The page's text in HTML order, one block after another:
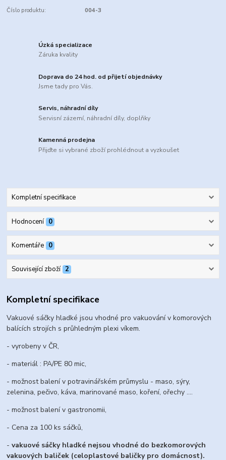
Číslo produktu: 004-3
Úzká specializace
Záruka kvality
Doprava do 24 hod. od přijetí objednávky
Jsme tady pro Vás.
Servis, náhradní díly
Servisní zázemí, náhradní díly, doplňky
Kamenná prodejna
Přijďte si vybrané zboží prohlédnout a vyzkoušet
Kompletní specifikace
Hodnocení 0
Komentáře 0
Související zboží 2
Kompletní specifikace
Vakuové sáčky hladké jsou vhodné pro vakuování v komorových
balících strojích s průhledným plexi víkem.
- vyrobeny v ČR,
- materiál : PA/PE 80 mic,
- možnost balení v potravinářském průmyslu - maso, sýry,
zelenina, pečivo, káva, marinované maso, koření, ořechy ....
- možnost balení v gastronomii,
- Cena za 100 ks sáčků,
-vakuové sáčky hladké nejsou vhodné do bezkomorových
vakuových baliček (celoplastové baličky pro domácnost).